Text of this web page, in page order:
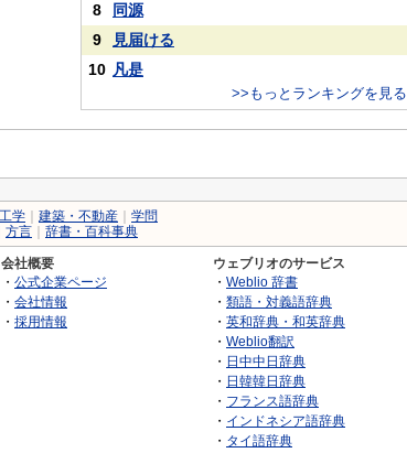
8
同源
9
見届ける
10 凡是
>>もっとランキングを見る
工学 建築・不動産
学問
方言 辞書・百科事典
会社概要
・ 公式企業ページ
・ 会社情報
・ 採用情報
ウェブリオのサービス
・ Weblio 辞書
・ 類語・対義語辞典
・ 英和辞典・和英辞典
・ Weblio翻訳
・ 日中中日辞典
・ 日韓韓日辞典
・ フランス語辞典
・ インドネシア語辞典
・ タイ語辞典